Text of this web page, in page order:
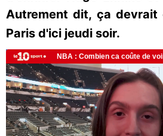
Autrement dit, ça devrait
Paris d'ici jeudi soir.